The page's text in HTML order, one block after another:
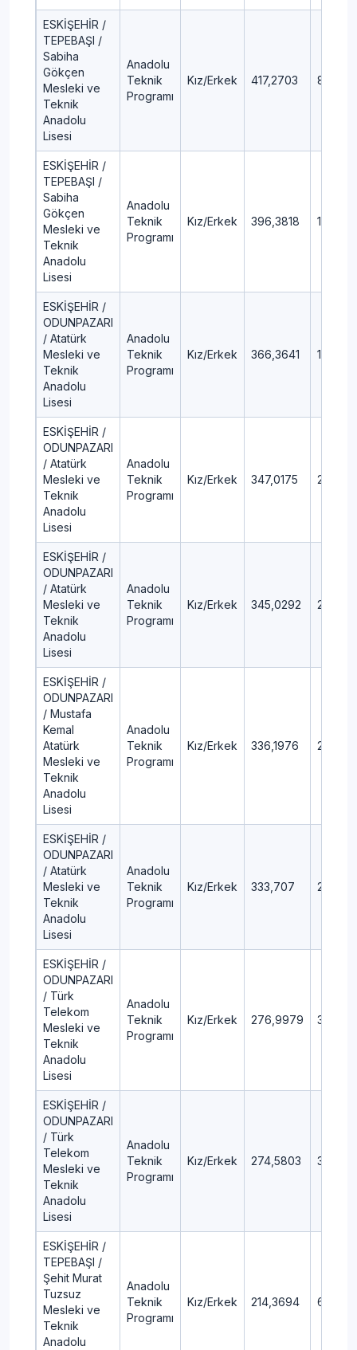
ESKİŞEHİR /
TEPEBAŞI /
Sabiha
Gökçen
Mesleki ve
Teknik
Anadolu
Lisesi
Anadolu
Teknik
Programı
Kız/Erkek 417,2703 8,01
ESKİŞEHİR /
TEPEBAŞI /
Sabiha
Gökçen
Mesleki ve
Teknik
Anadolu
Lisesi
Anadolu
Teknik
Programı
Kız/Erkek 396,3818 11,34
ESKİŞEHİR /
ODUNPAZARI
/ Atatürk
Mesleki ve
Teknik
Anadolu
Lisesi
Anadolu
Teknik
Programı
Kız/Erkek 366,3641 16,68
ESKİŞEHİR /
ODUNPAZARI
/ Atatürk
Mesleki ve
Teknik
Anadolu
Lisesi
Anadolu
Teknik
Programı
Kız/Erkek 347,0175 20,52
ESKİŞEHİR /
ODUNPAZARI
/ Atatürk
Mesleki ve
Teknik
Anadolu
Lisesi
Anadolu
Teknik
Programı
Kız/Erkek 345,0292 20,94
ESKİŞEHİR /
ODUNPAZARI
/ Mustafa
Kemal
Atatürk
Mesleki ve
Teknik
Anadolu
Lisesi
Anadolu
Teknik
Programı
Kız/Erkek 336,1976 22,83
ESKİŞEHİR /
ODUNPAZARI
/ Atatürk
Mesleki ve
Teknik
Anadolu
Lisesi
Anadolu
Teknik
Programı
Kız/Erkek 333,707 23,38
ESKİŞEHİR /
ODUNPAZARI
/ Türk
Telekom
Mesleki ve
Teknik
Anadolu
Lisesi
Anadolu
Teknik
Programı
Kız/Erkek 276,9979 38,99
ESKİŞEHİR /
ODUNPAZARI
/ Türk
Telekom
Mesleki ve
Teknik
Anadolu
Lisesi
Anadolu
Teknik
Programı
Kız/Erkek 274,5803 39,86
ESKİŞEHİR /
TEPEBAŞI /
Şehit Murat
Tuzsuz
Mesleki ve
Teknik
Anadolu
Anadolu
Teknik
Programı
Kız/Erkek 214,3694 66,63